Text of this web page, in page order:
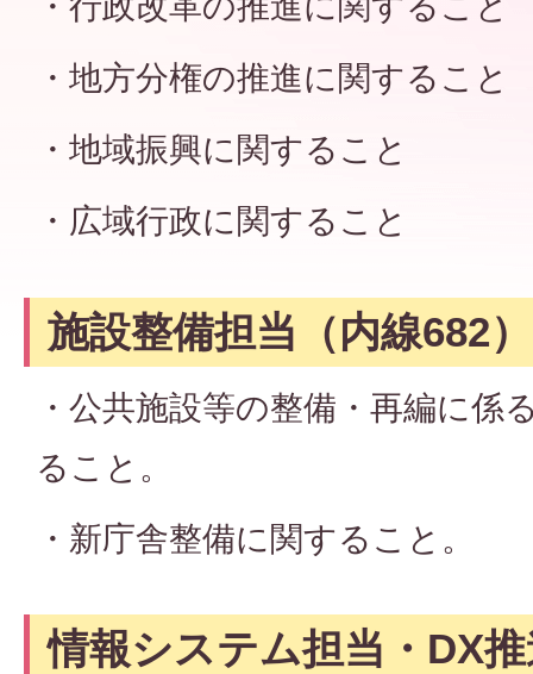
・地方分権の推進に関すること
・地域振興に関すること
・広域行政に関すること
施設整備担当（内線682）
・公共施設等の整備・再編に係
ること。
・新庁舎整備に関すること。
情報システム担当・DX